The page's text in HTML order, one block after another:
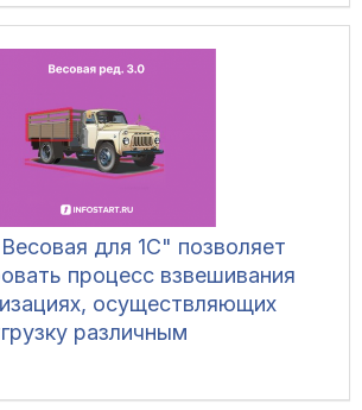
для 1С" позволяет
процесс взвешивания
осуществляющих
различным
для ведения складского